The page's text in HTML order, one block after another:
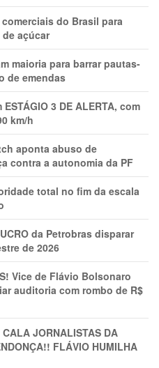
do Brasil para
açúcar
maioria para barrar pautas-
de emendas
3 DE ALERTA, com
km/h
aponta abuso de
contra a autonomia da PF
total no fim da escala
da Petrobras disparar
de 2026
Vice de Flávio Bolsonaro
auditoria com rombo de R$
JORNALISTAS DA
FLÁVIO HUMILHA